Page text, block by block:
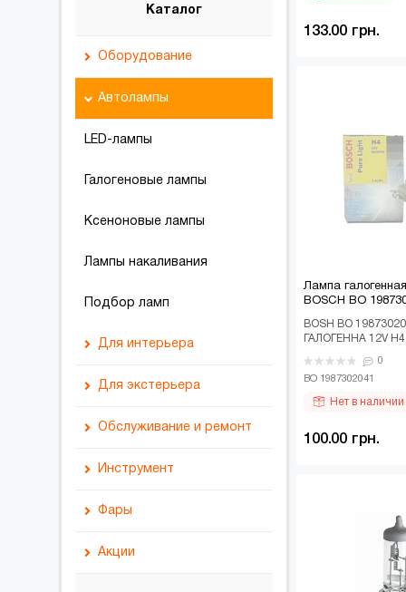
Каталог
Оборудование
Домкраты
Диагностическое
зарядные устройства
Компрессоры
напряжения
Пусковые кабели
Солнечные панели
Автолампы
LED-лампы
Галогеновые лампы
Ксеноновые лампы
Лампы накаливания
Подбор ламп
Для интерьера
Пилососи
Вентиляторы
Элементы
Предохранители
Накидки с подогревом
Для экстерьера
Багажники
Безопасность
Емкости для жидкостей
Канистры металлические
Обслуживание и ремонт
Інше
Рідини
Ремні та ролики
Инструмент
Отвертки
Воротки
Фары
Фара дневного света
Акции
133.00 грн.
Лампа
BOSCH BO
BOSH BO
ГАЛОГЕННА 12V H4
КАРТОН..
0
BO 1987302041
Нет в наличии
100.00 грн.